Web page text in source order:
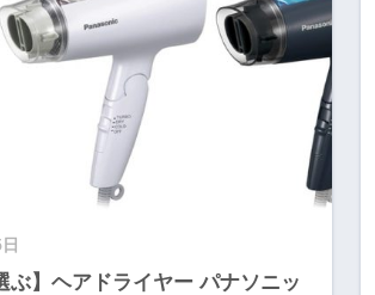
ぶ】ヘアドライヤー パナソニッ